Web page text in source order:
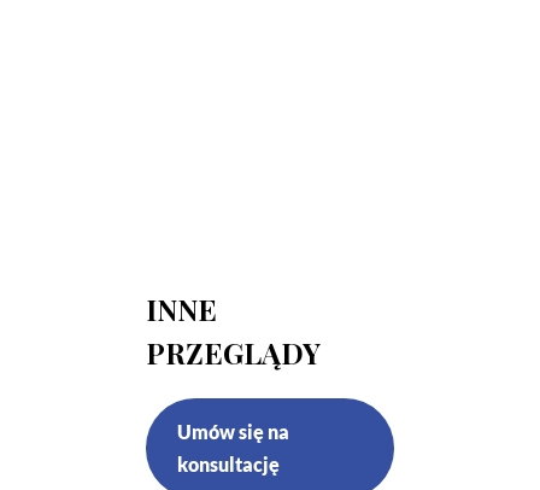
INNE
PRZEGLĄDY
Umów się na
konsultację